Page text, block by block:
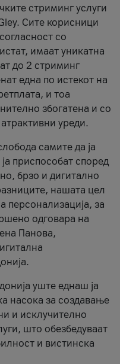
стриминг услуги
Сите корисници
со
имаат уникатна
до 2 стриминг
една по истекот на
и тоа
збогатена и со
уреди.
самите да ја
приспособат според
брзо и дигитално
нашата цел
за
одговара на
Панова,
уште еднаш ја
насока за создавање
и исклучително
што обезбедуваат
и вистинска